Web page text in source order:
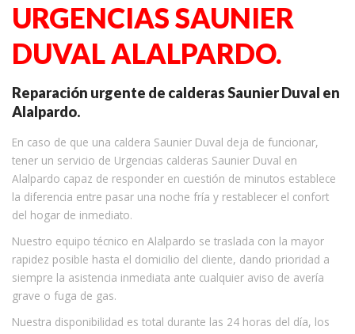
URGENCIAS SAUNIER
DUVAL ALALPARDO.
Reparación urgente de calderas Saunier Duval en
Alalpardo.
En caso de que una caldera Saunier Duval deja de funcionar,
tener un servicio de Urgencias calderas Saunier Duval en
Alalpardo capaz de responder en cuestión de minutos establece
la diferencia entre pasar una noche fría y restablecer el confort
del hogar de inmediato.
Nuestro equipo técnico en Alalpardo se traslada con la mayor
rapidez posible hasta el domicilio del cliente, dando prioridad a
siempre la asistencia inmediata ante cualquier aviso de avería
grave o fuga de gas.
Nuestra disponibilidad es total durante las 24 horas del día, los